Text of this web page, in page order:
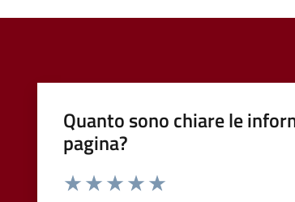
Quanto sono chiare le
pagina?
Valuta da 1 a 5 stelle la pagina